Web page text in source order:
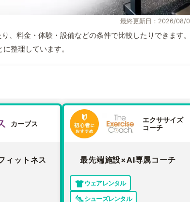
最終更新日：2026/08/
、料金・体験・設備などの条件で比較したりできます
整理しています。
カーブス
ィットネス
エクササイズ
コーチ
最先端施設×AI専属コーチ
ウェアレンタル
シューズレンタル